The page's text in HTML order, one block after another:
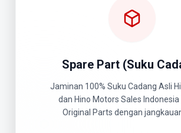
Spare Part (Suku
Jaminan 100% Suku Cadang Asli
dan Hino Motors Sales Indonesia
Original Parts dengan